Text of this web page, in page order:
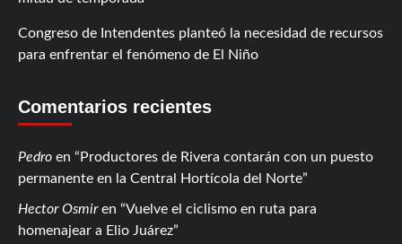
Congreso de Intendentes planteó la necesidad de recursos
para enfrentar el fenómeno de El Niño
Comentarios recientes
Pedro en
Productores de Rivera contarán con un puesto
permanente en la Central Hortícola del Norte
Hector Osmiren
Vuelve el ciclismo en ruta para
homenajear a Elio Juárez